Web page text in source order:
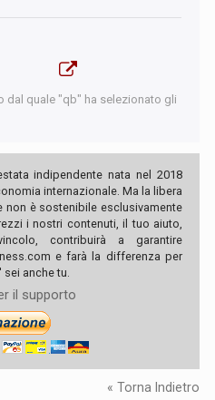
dal quale "qb" ha selezionato gli
indipendente nata nel 2018
internazionale. Ma la libera
è sostenibile esclusivamente
i nostri contenuti, il tuo aiuto,
contribuirà a garantire
e farà la differenza per
anche tu.
il supporto
« Torna Indietro